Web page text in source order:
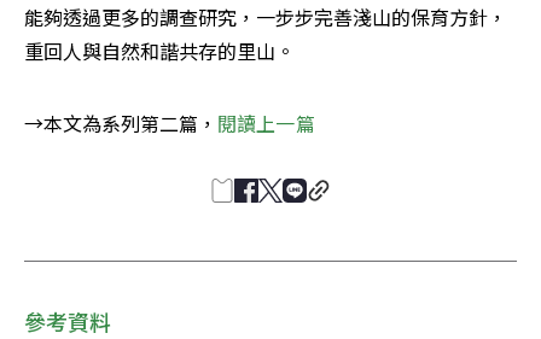
能夠透過更多的調查研究，一步步完善淺山的保育方針，
重回人與自然和諧共存的里山。
→本文為系列第二篇， 閱讀上一篇
參考資料